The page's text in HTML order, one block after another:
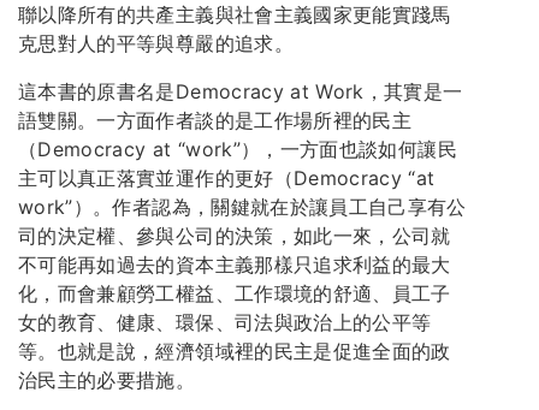
聯以降所有的共產主義與社會主義國家更能實踐馬
克思對人的平等與尊嚴的追求。
這本書的原書名是Democracy at Work，其實是一
語雙關。一方面作者談的是工作場所裡的民主
（Democracy at “work”），一方面也談如何讓民
主可以真正落實並運作的更好（Democracy “at
work”）。作者認為，關鍵就在於讓員工自己享有公
司的決定權、參與公司的決策，如此一來，公司就
不可能再如過去的資本主義那樣只追求利益的最大
化，而會兼顧勞工權益、工作環境的舒適、員工子
女的教育、健康、環保、司法與政治上的公平等
等。也就是說，經濟領域裡的民主是促進全面的政
治民主的必要措施。